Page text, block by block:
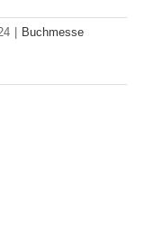
| Buchmesse